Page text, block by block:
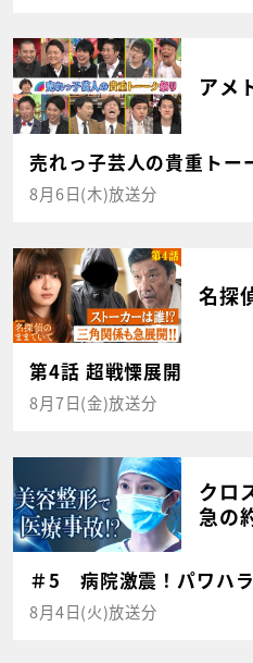
アメ
売れっ子芸人の貴重トー
8月6日(木)放送分
名探
第4話 超戦慄展開
8月7日(金)放送分
クロ
急の
＃5 病院激震！パワハ
8月4日(火)放送分